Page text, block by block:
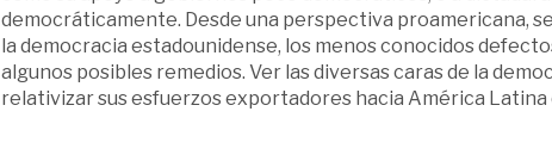
democráticamente. Desde una perspectiva proamericana,
la democracia estadounidense, los menos conocidos
algunos posibles remedios. Ver las diversas caras de la
relativizar sus esfuerzos exportadores hacia América Latina